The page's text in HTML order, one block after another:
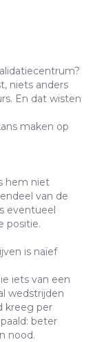
niets anders
En dat wisten
maken op
hem niet
van de
eventueel
positie.
is naïef
iets van een
wedstrijden
kreeg per
beter
nood.